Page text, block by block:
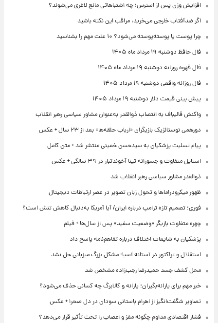
افزایش وزن پس از استرس؛ چه اشتباهاتی مانع لاغری می‌شوند؟
اگر ضدآفتاب خارجی می‌خرید، مراقب این نکته باشید
چرا پوست پا پوسته‌پوسته می‌شود؟ ۱۰ علت مهم را بشناسید
فال حافظ دوشنبه ۱۹ مرداد ماه ۱۴۰۵
فال قهوه روزانه دوشنبه ۱۹ مرداد ماه ۱۴۰۵
فال روزانه واقعی دوشنبه ۱۹ مرداد ۱۴۰۵
پیش‌ بینی قیمت دلار دوشنبه ۱۹ مرداد ۱۴۰۵
واکنش قالیباف به انتصاب ذوالقدر به‌عنوان مشاور سیاسی رهبر انقلاب
دورهمی نوستالژیک بازیگران «ارباب حلقه‌ها» بعد از ۲۳ سال + عکس
پیام تسلیت پزشکیان به سیدحسن خمینی منتشر شد + متن کامل
استایل متفاوت و جسورانه تینا آخوندتبار در ۳۹ سالگی + عکس
ذوالقدر مشاور سیاسی رهبر انقلاب شد
ظهور میکرودراماها و تحول زبان تصویر در عصر ارتباطات دیجیتال
فوری؛ تصمیم تازه ترامپ درباره ایران/ آیا آمریکا به‌دنبال کاهش تنش است؟
چهره متفاوت بازیگر «وضعیت سفید» پس از سال‌ها + فیلم
پزشکیان به شایعات اختلاف درباره تفاهم‌نامه پاسخ داد
استقلال و تراکتور در آستانه آسیا؛ مشکل بزرگ میزبانی حل نشد
محل کشف جسد حمیدرضا رجب‌زاده مشخص شد
خبر مهم برای یارانه‌بگیران؛ یارانه و کالابرگ چه کسانی حذف می‌شود؟
تصاویر شگفت‌انگیز از اهرام باستانی سودان در دل صحرا + عکس
فشار اقتصادی مداوم چگونه مغز و اعصاب را تحت تأثیر قرار می‌دهد؟